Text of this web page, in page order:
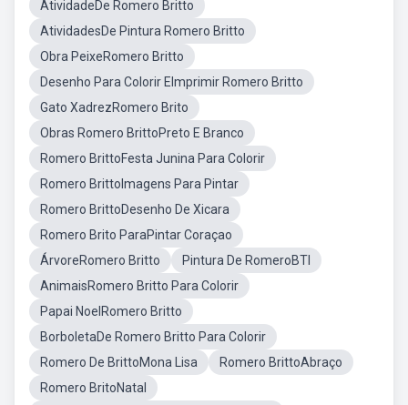
AtividadeDe Romero Britto
AtividadesDe Pintura Romero Britto
Obra PeixeRomero Britto
Desenho Para Colorir EImprimir Romero Britto
Gato XadrezRomero Brito
Obras Romero BrittoPreto E Branco
Romero BrittoFesta Junina Para Colorir
Romero BrittoImagens Para Pintar
Romero BrittoDesenho De Xicara
Romero Brito ParaPintar Coraçao
ÁrvoreRomero Britto
Pintura De RomeroBTI
AnimaisRomero Britto Para Colorir
Papai NoelRomero Britto
BorboletaDe Romero Britto Para Colorir
Romero De BrittoMona Lisa
Romero BrittoAbraço
Romero BritoNatal